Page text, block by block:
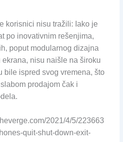
korisnici nisu tražili: Iako je
po inovativnim rešenjima,
poput modularnog dizajna
ekrana, nisu naišle na široku
bile ispred svog vremena, što
prodajom čak i
2021/4/5/223663
quit-shut-down-exit-